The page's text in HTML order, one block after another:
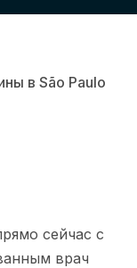
в São Paulo
сейчас с
врач